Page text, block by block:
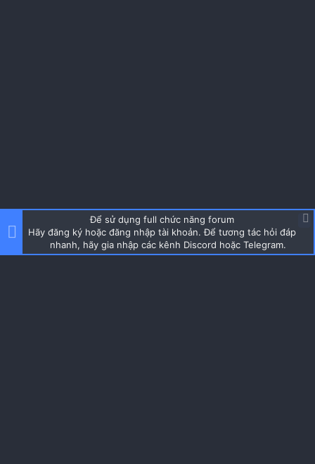
Để sử dụng full chức năng forum
Hãy đăng ký hoặc đăng nhập tài khoản. Để tương tác hỏi đáp
nhanh, hãy gia nhập các kênh Discord hoặc Telegram.